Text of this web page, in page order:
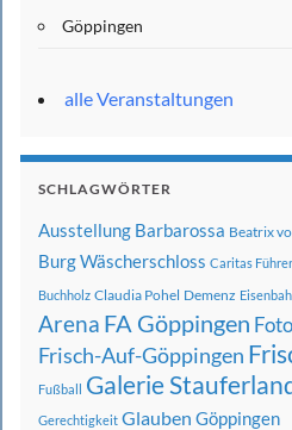
Göppingen
alle Veranstaltungen
SCHLAGWÖRTER
Ausstellung Barbarossa Beatrix
Burg Wäscherschloss Caritas Führer
Buchholz Claudia Pohel Demenz
Arena FA Göppingen
Frisch-Auf-Göppingen
Fußball Galerie
Gerechtigkeit Glauben Göppingen